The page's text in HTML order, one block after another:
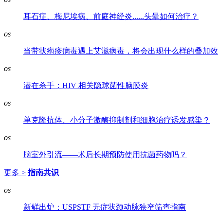
耳石症、梅尼埃病、前庭神经炎......头晕如何治疗？
os
当带状疱疹病毒遇上艾滋病毒，将会出现什么样的叠加
os
潜在杀手：HIV 相关隐球菌性脑膜炎
os
单克隆抗体、小分子激酶抑制剂和细胞治疗诱发感染？
os
脑室外引流——术后长期预防使用抗菌药物吗？
更多 > 指南共识
os
新鲜出炉：USPSTF 无症状颈动脉狭窄筛查指南